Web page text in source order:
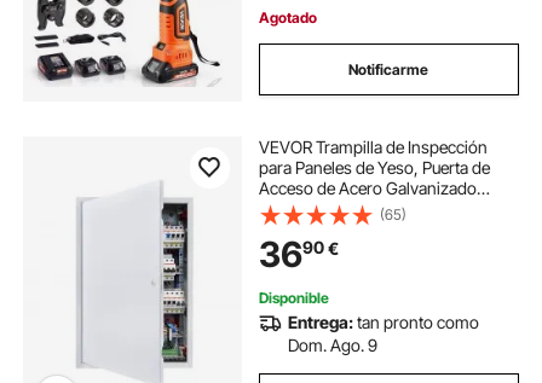
Agotado
Notificarme
VEVOR Trampilla de Inspección
para Paneles de Yeso, Puerta de
Acceso de Acero Galvanizado
620x417 mm, con Pestillo de
Destornillador, para Instalación de
Fontanería y Electricidad en
Techos, Blanco
(65)
3690€
Disponible
Entrega:tan pronto como
Dom. Ago. 9